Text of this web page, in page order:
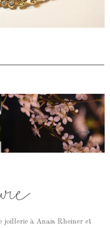
joillerie à Anais Rheiner et